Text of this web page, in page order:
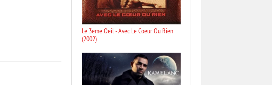
Le 3eme Oeil - Avec Le Coeur Ou Rien
(2002)